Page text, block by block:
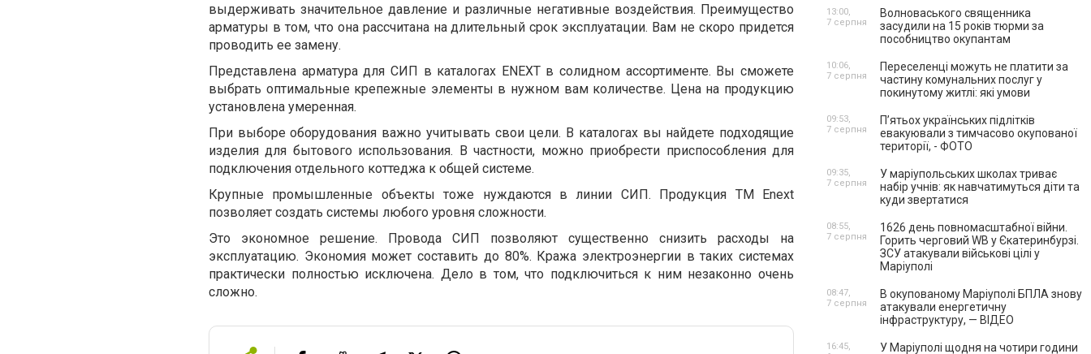
выдерживать значительное давление и различные негативные воздействия. Преимущество
арматуры в том, что она рассчитана на длительный срок эксплуатации. Вам не скоро придется
проводить ее замену.
Представлена арматура для СИП в каталогах ENEXT в солидном ассортименте. Вы сможете
выбрать оптимальные крепежные элементы в нужном вам количестве. Цена на продукцию
установлена умеренная.
При выборе оборудования важно учитывать свои цели. В каталогах вы найдете подходящие
изделия для бытового использования. В частности, можно приобрести приспособления для
подключения отдельного коттеджа к общей системе.
Крупные промышленные объекты тоже нуждаются в линии СИП. Продукция ТМ Enext
позволяет создать системы любого уровня сложности.
Это экономное решение. Провода СИП позволяют существенно снизить расходы на
эксплуатацию. Экономия может составить до 80%. Кража электроэнергии в таких системах
практически полностью исключена. Дело в том, что подключиться к ним незаконно очень
сложно.
Волноваського священника
засудили на 15 років тюрми за
пособництво окупантам
13:00,
7 серпня
Переселенці можуть не платити за
частину комунальних послуг у
покинутому житлі: які умови
10:06,
7 серпня
П’ятьох українських підлітків
евакуювали з тимчасово окупованої
території, - ФОТО
09:53,
7 серпня
У маріупольських школах триває
набір учнів: як навчатимуться діти та
куди звертатися
09:35,
7 серпня
1626 день повномасштабної війни.
Горить черговий WB у Єкатеринбурзі.
ЗСУ атакували військові цілі у
Маріуполі
08:55,
7 серпня
В окупованому Маріуполі БПЛА знову
атакували енергетичну
інфраструктуру, — ВІДЕО
08:47,
7 серпня
У Маріуполі щодня на чотири години
16:45,